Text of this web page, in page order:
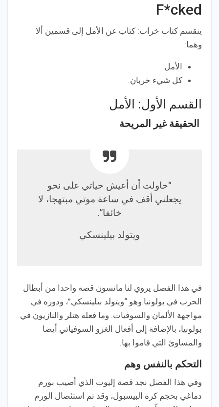
F*cked
ينقسم كتاب خراب: كتاب عن الأمل إلى قسمين ألا
وهما:
الأمل.
كل شيء خربان.
القسم الأول: الأمل
الحقيقة غير المريحة
“حاولت أن أعيش حياتي على نحو
يجعلني أقف في ساعة موتي مبتهجا، لا
خائفا”.
ويتولد بيلينسكي
في هذا الفصل يروي لنا مانسون قصة واحدا من أبطال
الحرب في بولونيا وهو “ويتولد بيلينسكي”، ودوره في
مواجهة الألمان والسوفيات. وما فعله هتلر والنازيون في
بولونيا، بالإضافة إلى أفعال الغزو السوفياتي أيضا
والمساوئ التي قاموا بها.
التحكم بالنفس وهم
وفي هذا الفصل نجد قصة إليوت الذي أصيب بورم
دماغي بحجم كرة البيسبول، وقد تم استئصال الورم